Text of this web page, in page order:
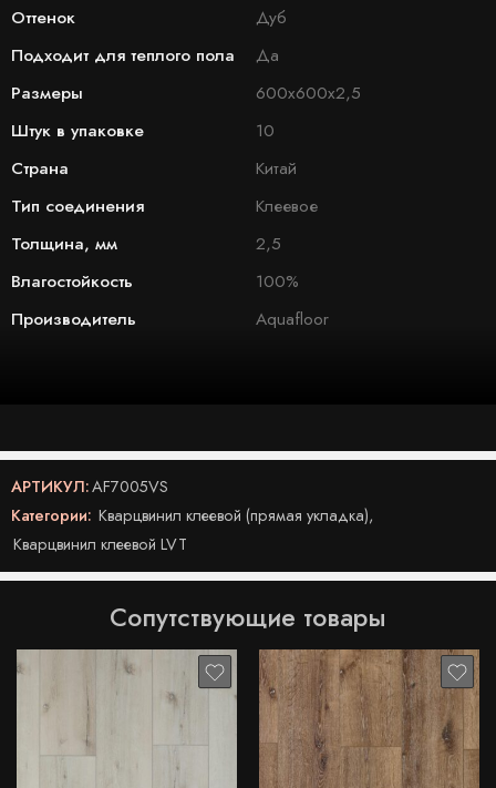
Оттенок
Дуб
Подходит для теплого пола
Да
Размеры
600х600х2,5
Штук в упаковке
10
Страна
Китай
Тип соединения
Клеевое
Толщина, мм
2,5
Влагостойкость
100%
Производитель
Aquafloor
АРТИКУЛ:AF7005VS
Категории: Кварцвинил клеевой (прямая укладка),
Кварцвинил клеевой LVT
Сопутствующие товары